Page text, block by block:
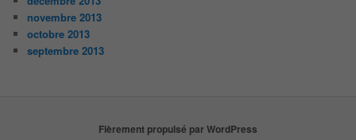
novembre 2013
octobre 2013
septembre 2013
Fièrement propulsé par WordPress